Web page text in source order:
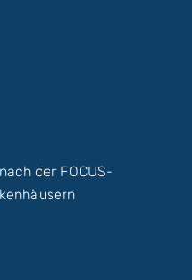
der FOCUS-